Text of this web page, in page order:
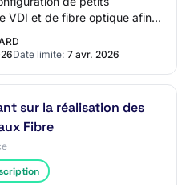
VDI et de fibre optique afin
Il…
Date limite: 7 avr. 2026
sur la réalisation des
Fibre